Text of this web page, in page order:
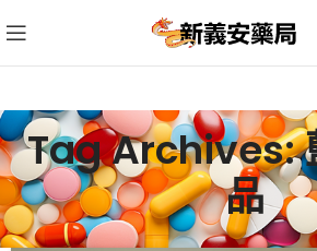
Tag Archives:
品